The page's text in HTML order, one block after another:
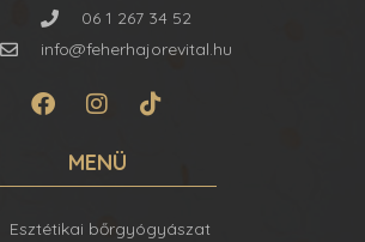
06 1 267 34 52
info@feherhajorevital.hu
MENÜ
Esztétikai bőrgyógyászat